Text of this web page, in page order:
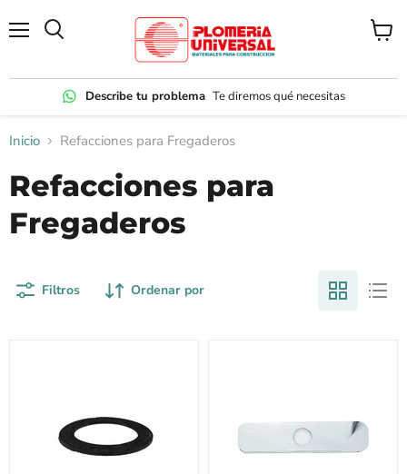
Describe tu problema Te diremos qué necesitas
Ver
Inicio Refacciones para Fregaderos
Refacciones para
Fregaderos
Filtros Ordenar por